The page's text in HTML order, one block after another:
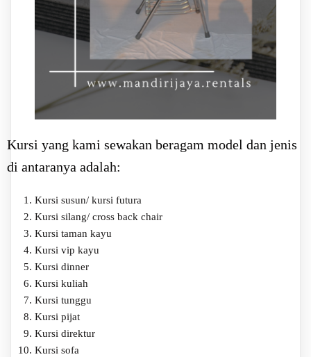
Kursi yang kami sewakan beragam model dan jenis
di antaranya adalah:
Kursi susun/ kursi futura
Kursi silang/ cross back chair
Kursi taman kayu
Kursi vip kayu
Kursi dinner
Kursi kuliah
Kursi tunggu
Kursi pijat
Kursi direktur
Kursi sofa